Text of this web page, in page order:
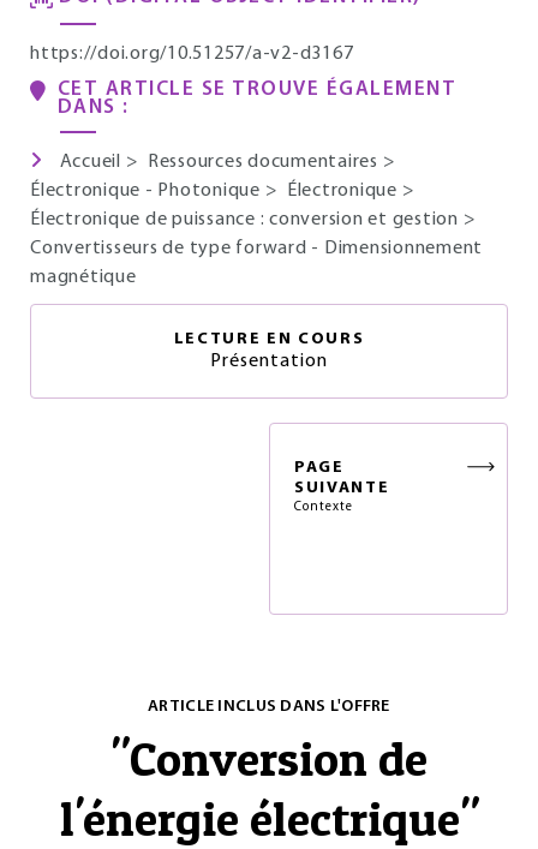
https://doi.org/10.51257/a-v2-d3167
CET ARTICLE SE TROUVE ÉGALEMENT
DANS :
Accueil > Ressources documentaires >
Électronique - Photonique > Électronique >
Électronique de puissance : conversion et gestion >
Convertisseurs de type forward - Dimensionnement
magnétique
LECTURE EN COURS
Présentation
PAGE
SUIVANTE
Contexte
ARTICLE INCLUS DANS L'OFFRE
"Conversion de
l'énergie électrique"